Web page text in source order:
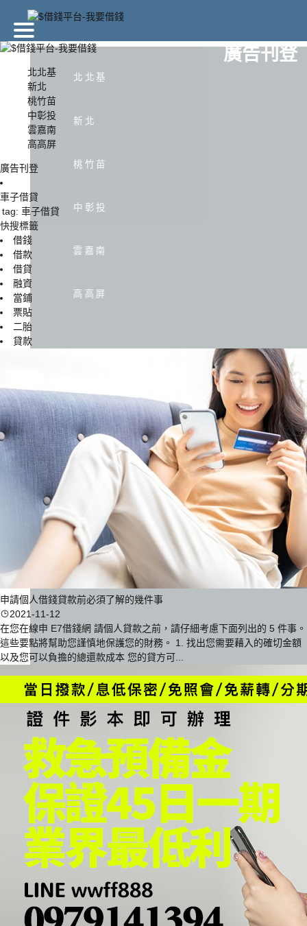
廣告刊登
北北基
新北
桃竹苗
中彰投
雲嘉南
高高屏
北北基
新北
桃竹苗
中彰投
雲嘉南
高高屏
廣告刊登
車子借貸
tag: 車子借貸
快搜標籤
借錢
借款
借貸
融資
當鋪
票貼
二胎
貸款
申請個人借錢貸款前必須了解的幾件事
2021-11-12
在您在線申 E7借錢網 請個人貸款之前，請仔細考慮下面列出的 5 件事。
這些要點將幫助您謹慎地保護您的財務。 1. 找出您需要藉入的確切金額
以及您可以負擔的總還款成本 您的貸方可...